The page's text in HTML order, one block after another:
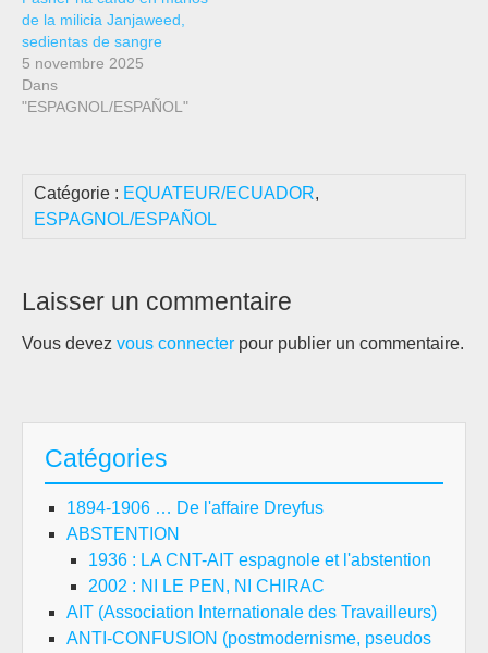
de la milicia Janjaweed,
sedientas de sangre
5 novembre 2025
Dans
"ESPAGNOL/ESPAÑOL"
Catégorie : EQUATEUR/ECUADOR,
ESPAGNOL/ESPAÑOL
Laisser un commentaire
Vous devez vous connecter pour publier un commentaire.
Catégories
1894-1906 … De l'affaire Dreyfus
ABSTENTION
1936 : LA CNT-AIT espagnole et l'abstention
2002 : NI LE PEN, NI CHIRAC
AIT (Association Internationale des Travailleurs)
ANTI-CONFUSION (postmodernisme, pseudos